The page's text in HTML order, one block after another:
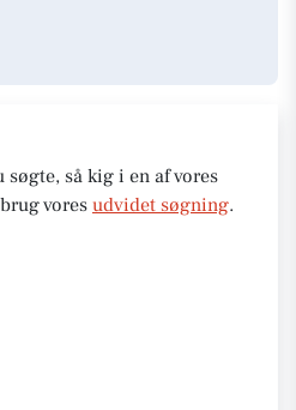
så kig i en af vores
vores udvidet søgning.